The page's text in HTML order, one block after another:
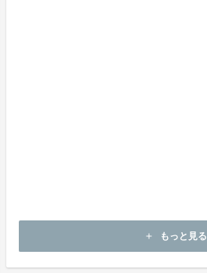
add もっと見る